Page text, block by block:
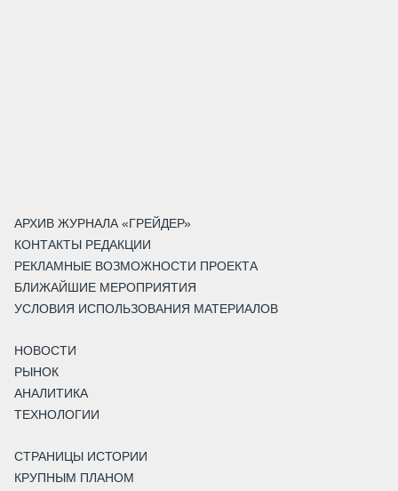
АРХИВ ЖУРНАЛА «ГРЕЙДЕР»
КОНТАКТЫ РЕДАКЦИИ
РЕКЛАМНЫЕ ВОЗМОЖНОСТИ ПРОЕКТА
БЛИЖАЙШИЕ МЕРОПРИЯТИЯ
УСЛОВИЯ ИСПОЛЬЗОВАНИЯ МАТЕРИАЛОВ
НОВОСТИ
РЫНОК
АНАЛИТИКА
ТЕХНОЛОГИИ
СТРАНИЦЫ ИСТОРИИ
КРУПНЫМ ПЛАНОМ